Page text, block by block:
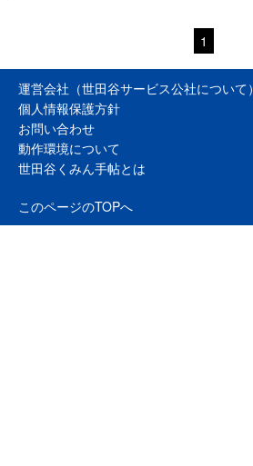
1
運営会社（世田谷サービス公社について）
個人情報保護方針
お問い合わせ
動作環境について
世田谷くみん手帖とは
このページのTOPへ